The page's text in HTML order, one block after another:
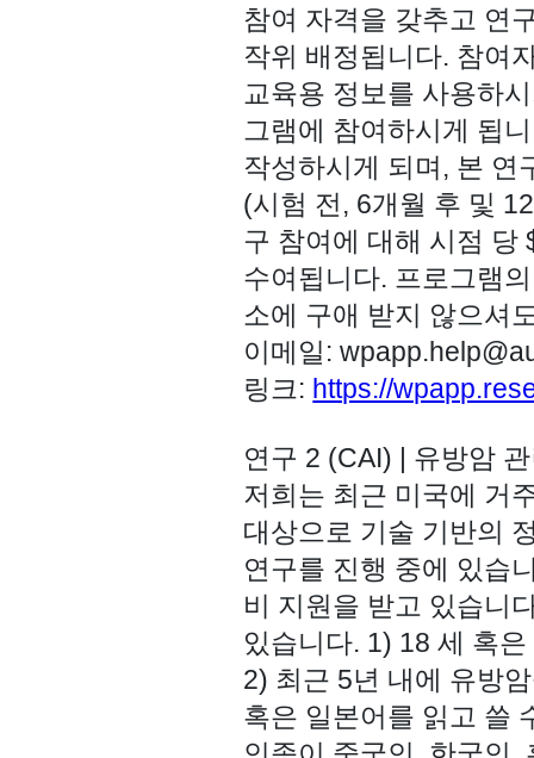
참여 자격을 갖추고 연
작위 배정됩니다. 참여
교육용 정보를 사용하
그램에 참여하시게 됩
작성하시게 되며, 본 연
(시험 전, 6개월 후 및
구 참여에 대해 시점 당
수여됩니다. 프로그램
소에 구애 받지 않으셔
이메일:
링크: https://
연구 2 (CAI) | 유방암
저희는 최근 미국에 거
대상으로 기술 기반의
연구를 진행 중에 있습
비 지 원을 받고 있습니
있습니다. 1) 18 세 혹
2) 최근 5년 내에 유방
혹은 일본어를 읽고 쓸